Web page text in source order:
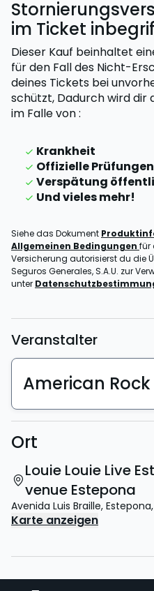
im Ticket
Dieser Kauf beinhaltet
für den Fall des Nicht-
deines Tickets bei
schützt, Dadurch wird
im Falle von:
Krankheit
Offizielle Prüfungen
Verspätung
Und vieles mehr!
Siehe das Dokument
Allgemeinen Bedingungen für
Versicherung autorisierst du die
Seguros Generales, S.A.U. zur
unter
Veranstalter
American
Ort
Louie Louie Live
venue Estepona
Avenida Luis Braille, Estepona,
Karte anzeigen